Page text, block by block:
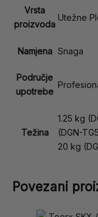
Vrsta
proizvoda
Utežne
Namjena Snaga
Područje
upotrebe
Težina
1.25 kg
(DGN-
20 kg
Povezani